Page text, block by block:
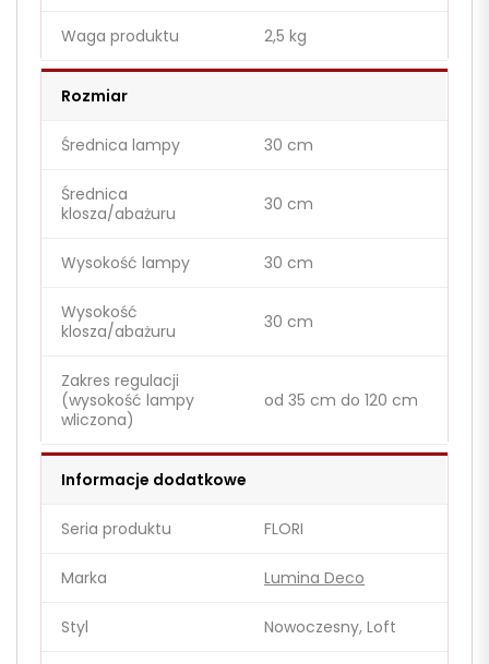
Waga produktu 2,5 kg
Rozmiar
Średnica lampy 30 cm
Średnica
klosza/abażuru
30 cm
Wysokość lampy 30 cm
Wysokość
klosza/abażuru
30 cm
Zakres regulacji
(wysokość lampy
wliczona)
od 35 cm do 120 cm
Informacje dodatkowe
Seria produktu FLORI
Marka Lumina Deco
Styl Nowoczesny, Loft